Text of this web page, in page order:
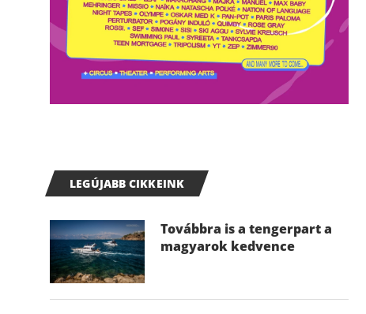
LEGÚJABB CIKKEINK
Továbbra is a tengerpart a
magyarok kedvence